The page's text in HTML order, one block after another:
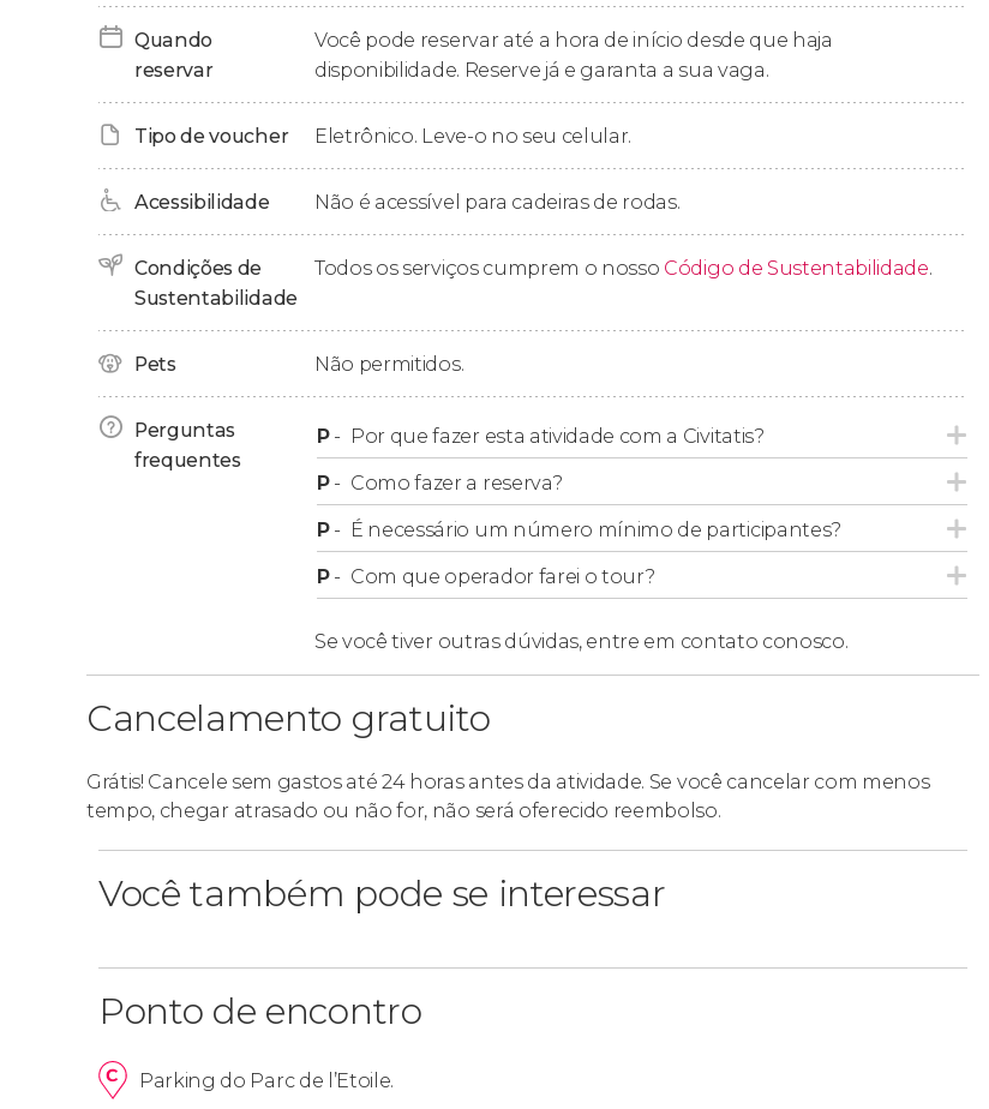
Depois dessa última visita, voltaremos a Estrasburgo, onde concluiremos esta atividade de
10,5 horas.
Quando
reservar
Você pode reservar até a hora de início desde que haja
disponibilidade. Reserve já e garanta a sua vaga.
Tipo de voucher Eletrônico. Leve-o no seu celular.
Acessibilidade Não é acessível para cadeiras de rodas.
Condições de
Sustentabilidade
Todos os serviços cumprem o nosso Código de Sustentabilidade.
Pets Não permitidos.
Perguntas
frequentes
P- Por que fazer esta atividade com a Civitatis?
P- Como fazer a reserva?
P- É necessário um número mínimo de participantes?
P- Com que operador farei o tour?
Se você tiver outras dúvidas, entre em contato conosco.
Cancelamento gratuito
Grátis! Cancele sem gastos até 24 horas antes da atividade. Se você cancelar com menos
tempo, chegar atrasado ou não for, não será oferecido reembolso.
Você também pode se interessar
Ponto de encontro
Parking do Parc de l’Etoile.